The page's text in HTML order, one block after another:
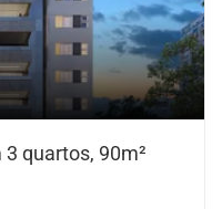
quartos, 90m²